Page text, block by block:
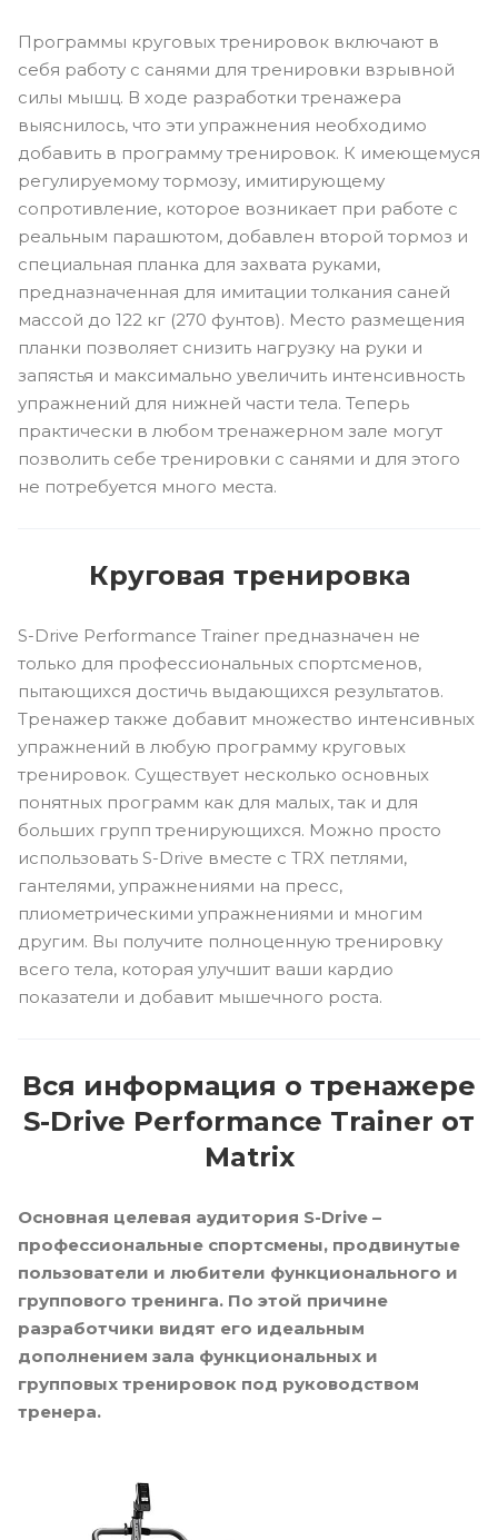
Программы круговых тренировок включают в
себя работу с санями для тренировки взрывной
силы мышц. В ходе разработки тренажера
выяснилось, что эти упражнения необходимо
добавить в программу тренировок. К имеющемуся
регулируемому тормозу, имитирующему
сопротивление, которое возникает при работе с
реальным парашютом, добавлен второй тормоз и
специальная планка для захвата руками,
предназначенная для имитации толкания саней
массой до 122 кг (270 фунтов). Место размещения
планки позволяет снизить нагрузку на руки и
запястья и максимально увеличить интенсивность
упражнений для нижней части тела. Теперь
практически в любом тренажерном зале могут
позволить себе тренировки с санями и для этого
не потребуется много места.
Круговая тренировка
S-Drive Performance Trainer предназначен не
только для профессиональных спортсменов,
пытающихся достичь выдающихся результатов.
Тренажер также добавит множество интенсивных
упражнений в любую программу круговых
тренировок. Существует несколько основных
понятных программ как для малых, так и для
больших групп тренирующихся. Можно просто
использовать S-Drive вместе с TRX петлями,
гантелями, упражнениями на пресс,
плиометрическими упражнениями и многим
другим. Вы получите полноценную тренировку
всего тела, которая улучшит ваши кардио
показатели и добавит мышечного роста.
Вся информация о тренажере
S-Drive Performance Trainer от
Matrix
Основная целевая аудитория S-Drive –
профессиональные спортсмены, продвинутые
пользователи и любители функционального и
группового тренинга. По этой причине
разработчики видят его идеальным
дополнением зала функциональных и
групповых тренировок под руководством
тренера.